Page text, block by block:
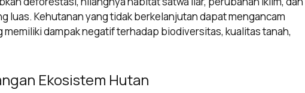
luas. Kehutanan yang tidak berkelanjutan dapat mengancam
dampak negatif terhadap biodiversitas, kualitas tanah,
Ekosistem Hutan